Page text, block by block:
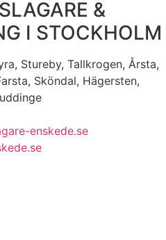
&
I STOCKHOLM
Stureby, Tallkrogen, Årsta,
Sköndal, Hägersten,
enskede.se